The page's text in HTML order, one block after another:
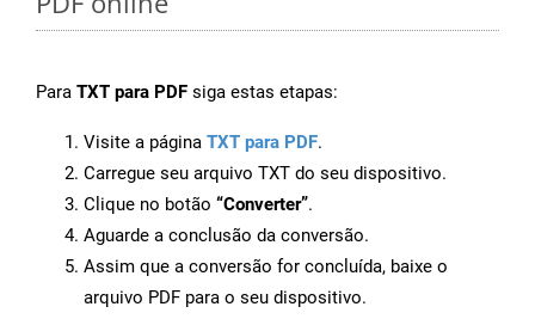
Para TXT para PDF siga estas etapas:
Visite a página TXT para PDF.
Carregue seu arquivo TXT do seu dispositivo.
Clique no botão “Converter”.
Aguarde a conclusão da conversão.
Assim que a conversão for concluída, baixe o
arquivo PDF para o seu dispositivo.